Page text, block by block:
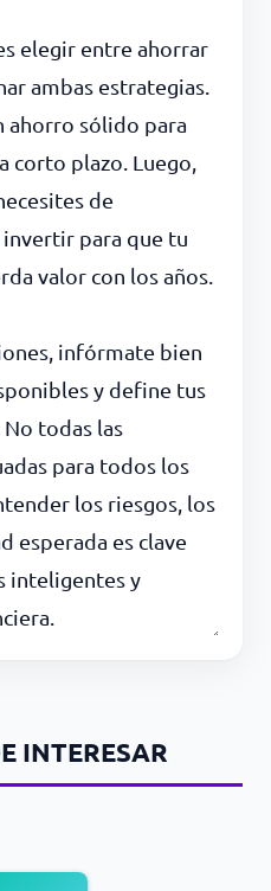
elegir entre ahorrar
ambas estrategias.
ahorro sólido para
corto plazo. Luego,
de
para que tu
valor con los años.
infórmate bien
y define tus
todas las
para todos los
los riesgos, los
esperada es clave
inteligentes y
INTERESAR